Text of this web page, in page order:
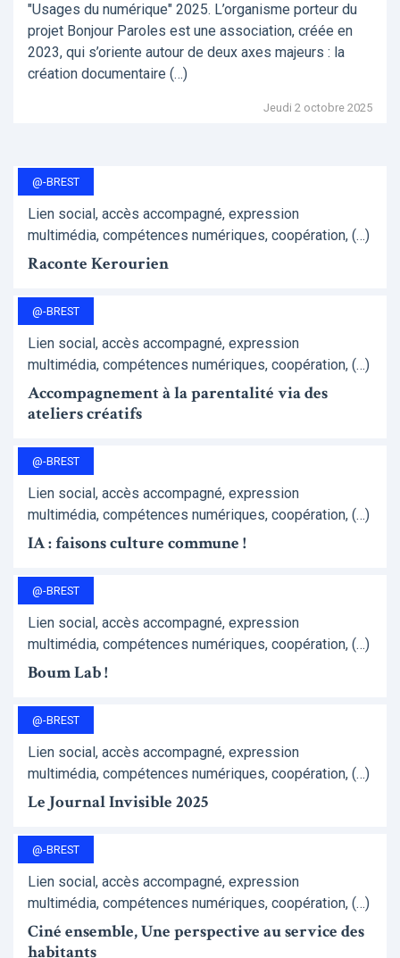
"Usages du numérique" 2025. L’organisme porteur du
projet Bonjour Paroles est une association, créée en
2023, qui s’oriente autour de deux axes majeurs : la
création documentaire (…)
Jeudi 2 octobre 2025
@-BREST
Lien social, accès accompagné, expression
multimédia, compétences numériques, coopération, (…)
Raconte Kerourien
@-BREST
Lien social, accès accompagné, expression
multimédia, compétences numériques, coopération, (…)
Accompagnement à la parentalité via des
ateliers créatifs
@-BREST
Lien social, accès accompagné, expression
multimédia, compétences numériques, coopération, (…)
IA : faisons culture commune !
@-BREST
Lien social, accès accompagné, expression
multimédia, compétences numériques, coopération, (…)
Boum Lab !
@-BREST
Lien social, accès accompagné, expression
multimédia, compétences numériques, coopération, (…)
Le Journal Invisible 2025
@-BREST
Lien social, accès accompagné, expression
multimédia, compétences numériques, coopération, (…)
Ciné ensemble, Une perspective au service des
habitants